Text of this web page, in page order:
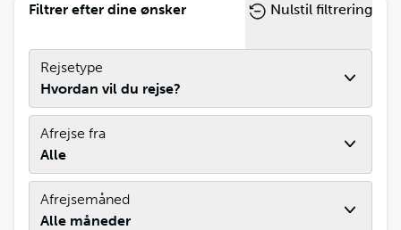
Filtrer efter dine ønsker Nulstil filtrering
Rejsetype
Hvordan vil du rejse?
Afrejse fra
Alle
Afrejsemåned
Alle måneder